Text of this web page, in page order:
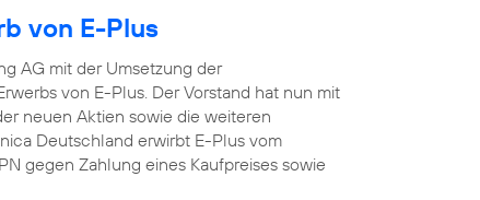
von E-Plus
AG mit der Umsetzung der
von E-Plus. Der Vorstand hat nun mit
neuen Aktien sowie die weiteren
Deutschland erwirbt E-Plus vom
gegen Zahlung eines Kaufpreises sowie